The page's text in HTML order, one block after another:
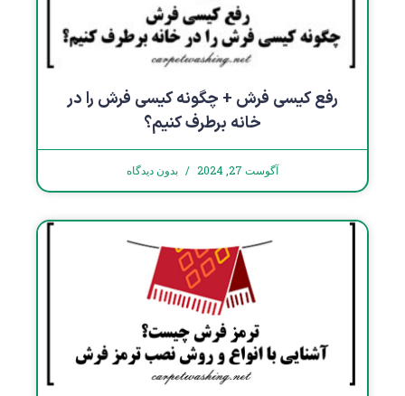
رفع کیسی فرش + چگونه کیسی فرش را در
خانه برطرف کنیم؟
آگوست 27, 2024 بدون دیدگاه